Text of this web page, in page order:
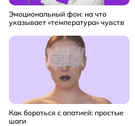
Эмоциональный фон: на что
указывает «температура» чувств
Как бороться с апатией: простые
шаги